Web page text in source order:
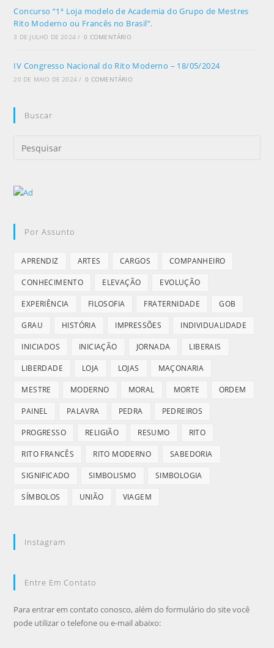
Concurso “1ª Loja modelo de Academia do Grupo de Mestres
Rito Moderno ou Francês no Brasil”.
3 DE JULHO DE 2024 / 0 COMENTÁRIO
IV Congresso Nacional do Rito Moderno – 18/05/2024
20 DE MAIO DE 2024 / 0 COMENTÁRIO
Buscar
Por Assunto
APRENDIZ ARTES CARGOS COMPANHEIRO
CONHECIMENTO ELEVAÇÃO EVOLUÇÃO
EXPERIÊNCIA FILOSOFIA FRATERNIDADE GOB
GRAU HISTÓRIA IMPRESSÕES INDIVIDUALIDADE
INICIADOS INICIAÇÃO JORNADA LIBERAIS
LIBERDADE LOJA LOJAS MAÇONARIA
MESTRE MODERNO MORAL MORTE ORDEM
PAINEL PALAVRA PEDRA PEDREIROS
PROGRESSO RELIGIÃO RESUMO RITO
RITO FRANCÊS RITO MODERNO SABEDORIA
SIGNIFICADO SIMBOLISMO SIMBOLOGIA
SÍMBOLOS UNIÃO VIAGEM
Instagram
Entre Em Contato
Para entrar em contato conosco, além do formulário do site você
pode utilizar o telefone ou e-mail abaixo: